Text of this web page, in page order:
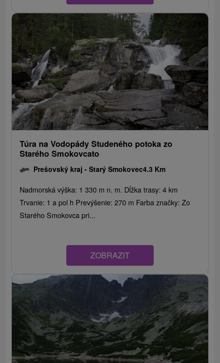
Túra na Vodopády Studeného potoka zo
Starého Smokovcato
Prešovský kraj -Starý Smokovec4.3 Km
Nadmorská výška: 1 330 m n. m. Dĺžka trasy: 4 km
Trvanie: 1 a pol h Prevýšenie: 270 m Farba značky: Zo
Starého Smokovca pri...
ZOBRAZIT